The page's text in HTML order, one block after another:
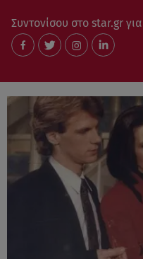
Συντονίσου στο star.gr